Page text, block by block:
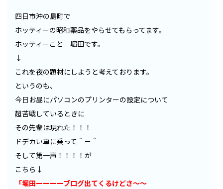
四日市沖の島町で
ホッティーの昭和薬品をやらせてもらってます。
ホッティーこと 堀田です。
↓
これを夜の題材にしようと考えております。
というのも、
今日お昼にパソコンのプリンターの設定について
超苦戦しているときに
その先輩は現れた！！！
ドデカい車に乗って＾－＾
そして第一声！！！！が
こちら↓
「堀田ーーーーブログ出てくるけどさ～～